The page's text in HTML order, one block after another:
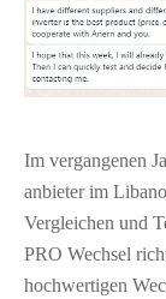
Im vergangenen
anbieter im
Vergleichen und
PRO Wechsel
hochwertigen